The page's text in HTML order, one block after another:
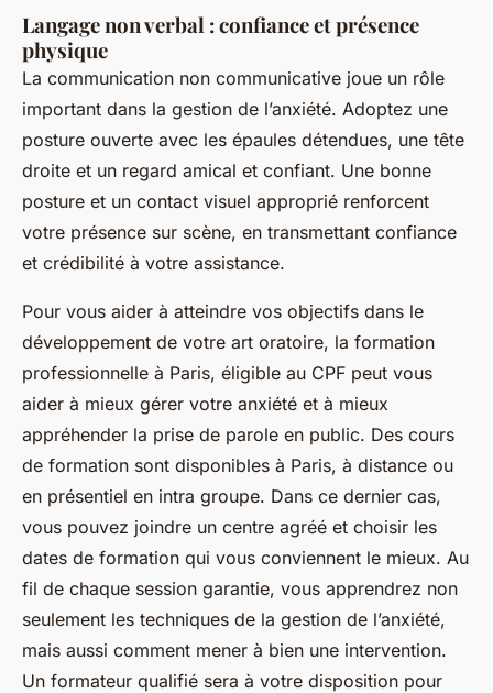
Langage non verbal : confiance et présence
physique
La communication non communicative joue un rôle
important dans la gestion de l’anxiété. Adoptez une
posture ouverte avec les épaules détendues, une tête
droite et un regard amical et confiant. Une bonne
posture et un contact visuel approprié renforcent
votre présence sur scène, en transmettant confiance
et crédibilité à votre assistance.
Pour vous aider à atteindre vos objectifs dans le
développement de votre art oratoire, la formation
professionnelle à Paris, éligible au CPF peut vous
aider à mieux gérer votre anxiété et à mieux
appréhender la prise de parole en public. Des cours
de formation sont disponibles à Paris, à distance ou
en présentiel en intra groupe. Dans ce dernier cas,
vous pouvez joindre un centre agréé et choisir les
dates de formation qui vous conviennent le mieux. Au
fil de chaque session garantie, vous apprendrez non
seulement les techniques de la gestion de l’anxiété,
mais aussi comment mener à bien une intervention.
Un formateur qualifié sera à votre disposition pour